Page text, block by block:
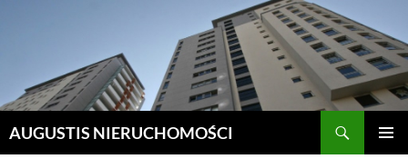
AUGUSTIS NIERUCHOMOŚCI